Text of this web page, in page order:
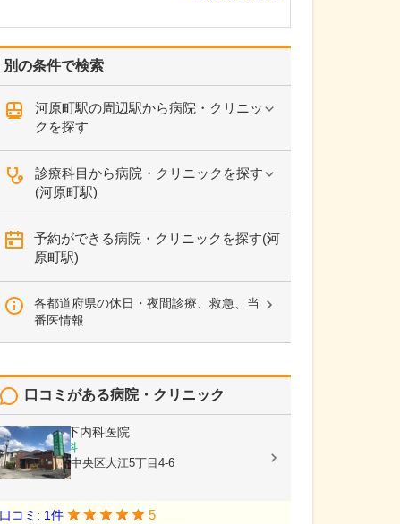
別の条件で検索
河原町駅の周辺駅から病院・クリニッ
クを探す
診療科目から病院・クリニックを探す
(河原町駅)
予約ができる病院・クリニックを探す(河
原町駅)
各都道府県の休日・夜間診療、救急、当
番医情報
口コミがある病院・クリニック
医療法人竹下内科医院
内科, 胃腸内科
熊本県熊本市中央区大江5丁目4-6
口コミ: 1件 5